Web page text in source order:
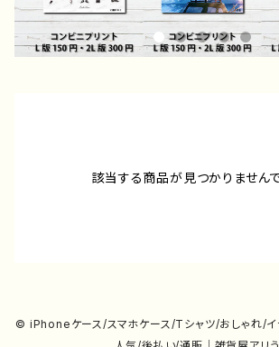
該当する商品が見つかりませんで
© iPhoneケース/スマホケース/Tシャツ/おしゃれ/イ